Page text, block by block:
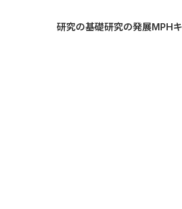
研究の基礎研究の発展MPH